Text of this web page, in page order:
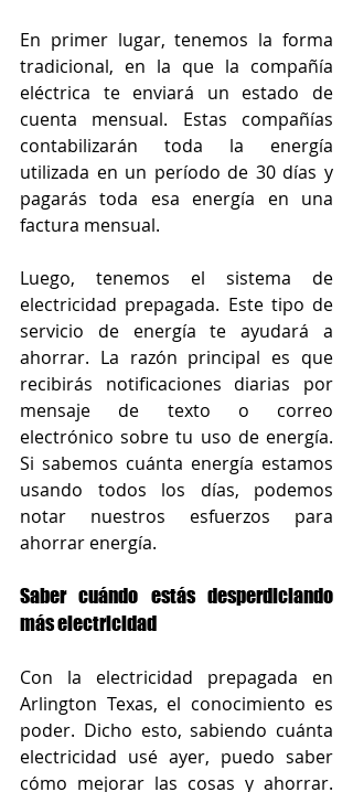
En primer lugar, tenemos la forma
tradicional, en la que la compañía
eléctrica te enviará un estado de
cuenta mensual. Estas compañías
contabilizarán toda la energía
utilizada en un período de 30 días y
pagarás toda esa energía en una
factura mensual.
Luego, tenemos el sistema de
electricidad prepagada. Este tipo de
servicio de energía te ayudará a
ahorrar. La razón principal es que
recibirás notificaciones diarias por
mensaje de texto o correo
electrónico sobre tu uso de energía.
Si sabemos cuánta energía estamos
usando todos los días, podemos
notar nuestros esfuerzos para
ahorrar energía.
Saber cuándo estás desperdiciando
más electricidad
Con la electricidad prepagada en
Arlington Texas, el conocimiento es
poder. Dicho esto, sabiendo cuánta
electricidad usé ayer, puedo saber
cómo mejorar las cosas y ahorrar.